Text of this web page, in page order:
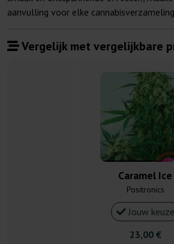
aanvulling voor elke
Vergelijk met vergelijkbare
Caramel Ice
Positronics
Jouw keuze
23,00 €